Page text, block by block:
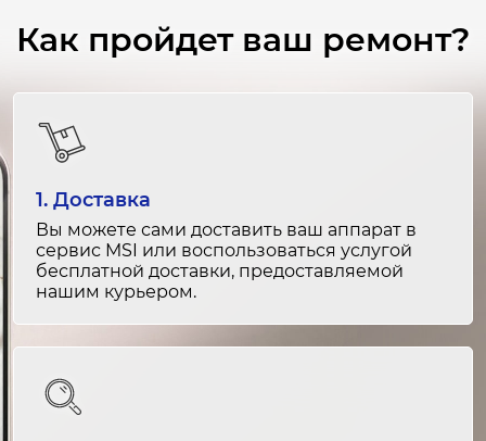
30 минут
Чистка от пыли и грязи
1-2 часа
Калибровка и настройка сенсоров
1-2 часа
от 1 500 ₽
Ремонт после воды
2-3 часа
от 2 000 ₽
Как пройдет ваш ремонт?
1. Доставка
Вы можете сами доставить ваш аппарат в
сервис MSI или воспользоваться услугой
бесплатной доставки, предоставляемой
нашим курьером.